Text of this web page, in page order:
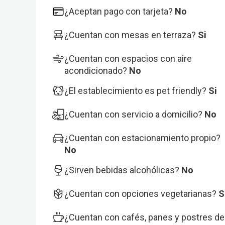
¿Aceptan pago con tarjeta? No
¿Cuentan con mesas en terraza? Si
¿Cuentan con espacios con aire
acondicionado? No
¿El establecimiento es pet friendly? Si
¿Cuentan con servicio a domicilio? No
¿Cuentan con estacionamiento propio?
No
¿Sirven bebidas alcohólicas? No
¿Cuentan con opciones vegetarianas?
¿Cuentan con cafés, panes y postres de